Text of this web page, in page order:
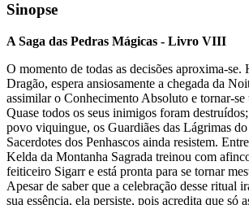
Sinopse
A Saga das Pedras Mágicas - Livro VIII
O momento de todas as decisões aproxima-
Dragão, espera ansiosamente a chegada da
assimilar o Conhecimento Absoluto e tornar-se
Quase todos os seus inimigos foram
povo viquingue, os Guardiães das Lágrimas
Sacerdotes dos Penhascos ainda resistem.
Kelda da Montanha Sagrada treinou com
feiticeiro Sigarr e está pronta para se tornar
Apesar de saber que a celebração desse ritual
sua essência, ela persiste, pois acredita que só